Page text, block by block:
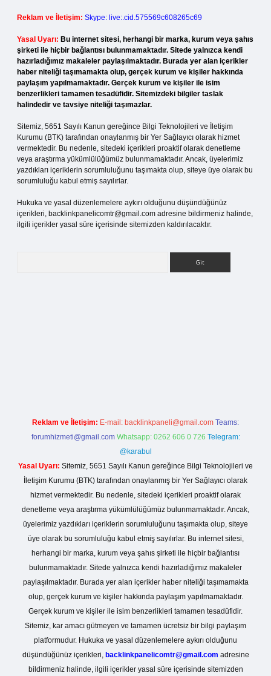
Reklam ve İletişim: Skype: live:.cid.575569c608265c69
Yasal Uyarı: Bu internet sitesi, herhangi bir marka, kurum veya şahıs
şirketi ile hiçbir bağlantısı bulunmamaktadır. Sitede yalnızca kendi
hazırladığımız makaleler paylaşılmaktadır. Burada yer alan içerikler
haber niteliği taşımamakta olup, gerçek kurum ve kişiler hakkında
paylaşım yapılmamaktadır. Gerçek kurum ve kişiler ile isim
benzerlikleri tamamen tesadüfidir. Sitemizdeki bilgiler taslak
halindedir ve tavsiye niteliği taşımazlar.
Sitemiz, 5651 Sayılı Kanun gereğince Bilgi Teknolojileri ve İletişim
Kurumu (BTK) tarafından onaylanmış bir Yer Sağlayıcı olarak hizmet
vermektedir. Bu nedenle, sitedeki içerikleri proaktif olarak denetleme
veya araştırma yükümlülüğümüz bulunmamaktadır. Ancak, üyelerimiz
yazdıkları içeriklerin sorumluluğunu taşımakta olup, siteye üye olarak bu
sorumluluğu kabul etmiş sayılırlar.
Hukuka ve yasal düzenlemelere aykırı olduğunu düşündüğünüz
içerikleri, backlinkpanelicomtr@gmail.com adresine bildirmeniz halinde,
ilgili içerikler yasal süre içerisinde sitemizden kaldırılacaktır.
Reklam ve İletişim: E-mail: backlinkpaneli@gmail.com Teams:
forumhizmeti@gmail.com Whatsapp: 0262 606 0 726 Telegram:
@karabul
Yasal Uyarı: Sitemiz, 5651 Sayılı Kanun gereğince Bilgi Teknolojileri ve
İletişim Kurumu (BTK) tarafından onaylanmış bir Yer Sağlayıcı olarak
hizmet vermektedir. Bu nedenle, sitedeki içerikleri proaktif olarak
denetleme veya araştırma yükümlülüğümüz bulunmamaktadır. Ancak,
üyelerimiz yazdıkları içeriklerin sorumluluğunu taşımakta olup, siteye
üye olarak bu sorumluluğu kabul etmiş sayılırlar. Bu internet sitesi,
herhangi bir marka, kurum veya şahıs şirketi ile hiçbir bağlantısı
bulunmamaktadır. Sitede yalnızca kendi hazırladığımız makaleler
paylaşılmaktadır. Burada yer alan içerikler haber niteliği taşımamakta
olup, gerçek kurum ve kişiler hakkında paylaşım yapılmamaktadır.
Gerçek kurum ve kişiler ile isim benzerlikleri tamamen tesadüfidir.
Sitemiz, kar amacı gütmeyen ve tamamen ücretsiz bir bilgi paylaşım
platformudur. Hukuka ve yasal düzenlemelere aykırı olduğunu
düşündüğünüz içerikleri, backlinkpanelicomtr@gmail.com adresine
bildirmeniz halinde, ilgili içerikler yasal süre içerisinde sitemizden